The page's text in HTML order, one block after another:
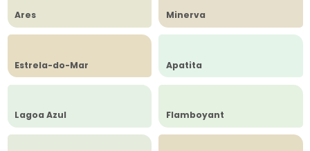
Ares Minerva
Estrela-do-Mar Apatita
Lagoa Azul Flamboyant